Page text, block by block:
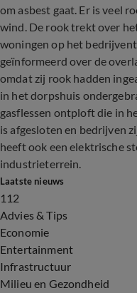
om asbest gaat. Er is veel
wind. De rook trekt over
woningen op het
geïnformeerd over de
omdat zij rook hadden
in het dorpshuis
gasflessen ontploft die in
is afgesloten en bedrijven
heeft ook een elektrische
industrieterrein.
Laatste nieuws
112
Advies & Tips
Economie
Entertainment
Infrastructuur
Milieu en Gezondheid